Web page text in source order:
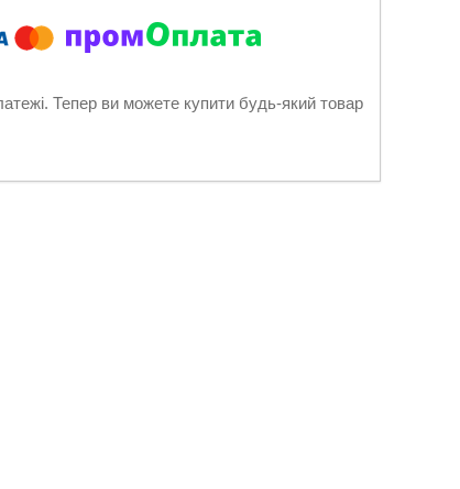
Тепер ви можете купити будь-який товар